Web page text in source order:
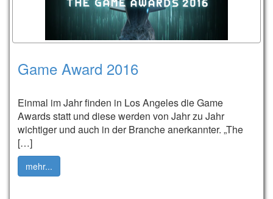
Game Award 2016
Einmal im Jahr finden in Los Angeles die Game
Awards statt und diese werden von Jahr zu Jahr
wichtiger und auch in der Branche anerkannter. „The
[…]
mehr...